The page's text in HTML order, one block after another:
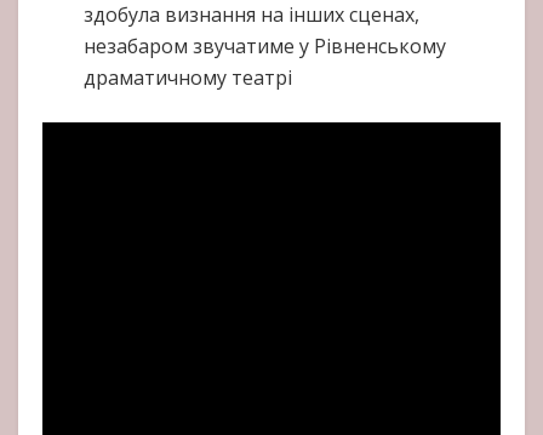
здобула визнання на інших сценах,
незабаром звучатиме у Рівненському
драматичному театрі